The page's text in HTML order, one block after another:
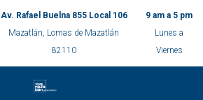
Av. Rafael Buelna 855 Local 106
Mazatlán, Lomas de Mazatlán
82110
9 am a 5 pm
Lunes a
Viernes